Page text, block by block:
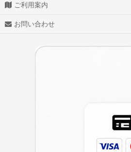
ご利用案内
お問い合わせ